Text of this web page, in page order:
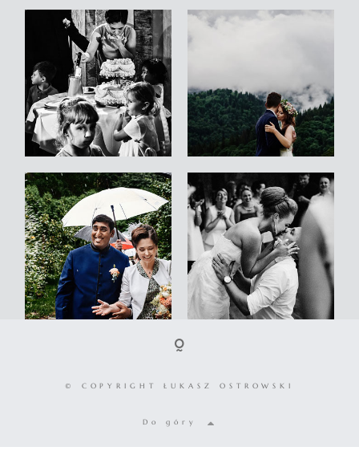
© COPYRIGHT ŁUKASZ OSTROWSKI
Do góry